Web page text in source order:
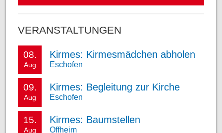
VERANSTALTUNGEN
08.
Aug
Kirmes: Kirmesmädchen abholen
Eschofen
09.
Aug
Kirmes: Begleitung zur Kirche
Eschofen
15.
Aug
Kirmes: Baumstellen
Offheim